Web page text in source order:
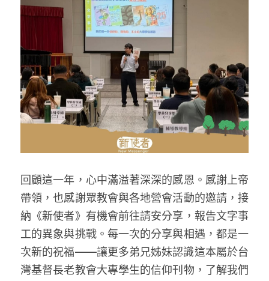
母語葡萄園
神學淺說
信仰生活
好書櫥窗
回顧這一年，心中滿溢著深深的感恩。感謝上帝
帶領，也感謝眾教會與各地營會活動的邀請，接
納《新使者》有機會前往請安分享，報告文字事
工的異象與挑戰。每一次的分享與相遇，都是一
次新的祝福——讓更多弟兄姊妹認識這本屬於台
灣基督長老教會大專學生的信仰刊物，了解我們